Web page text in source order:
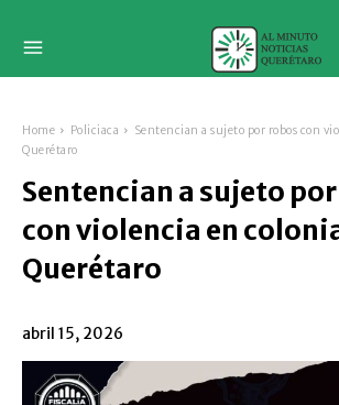
Home Policiaca
Sentencian a sujeto por robos con
Querétaro
Sentencian a sujeto
con violencia en
Querétaro
abril 15, 2026